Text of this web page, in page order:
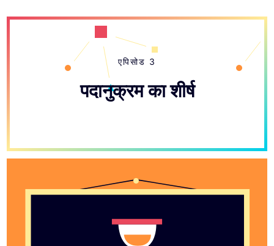
एपिसोड 3
पदानुक्रम का शीर्ष